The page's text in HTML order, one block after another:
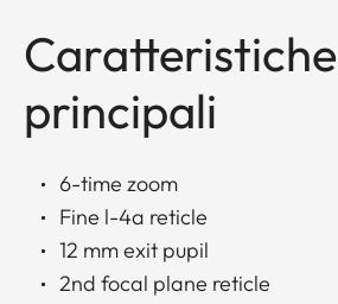
Caratteristiche
principali
6-time zoom
Fine l-4a reticle
12 mm exit pupil
2nd focal plane reticle